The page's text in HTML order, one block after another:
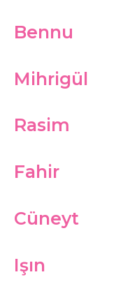
Bennu
Mihrigül
Rasim
Fahir
Cüneyt
Işın